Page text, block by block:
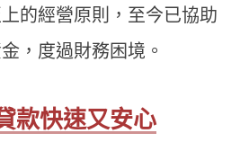
的經營原則，至今已協助
，度過財務困境。
款快速又安心